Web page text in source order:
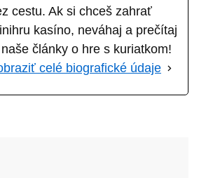
cestu. Ak si chceš zahrať
kasíno, neváhaj a prečítaj
články o hre s kuriatkom!
celé biografické údaje